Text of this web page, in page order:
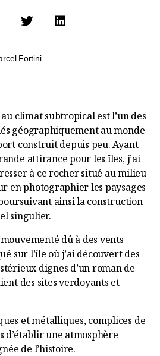
Fortini
climat subtropical est l’un des
géographiquement au monde
construit depuis peu. Ayant
attirance pour les îles, j’ai
à ce rocher situé au milieu
en photographier les paysages
ainsi la construction
singulier.
dû à des vents
sur l’île où j’ai découvert des
dignes d’un roman de
des sites verdoyants et
et métalliques, complices de
une atmosphère
de l’histoire.